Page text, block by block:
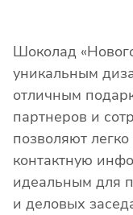
Шоколад
уникальным
отличным
партнеров и
позволяют
контактную
идеальным для
и деловых